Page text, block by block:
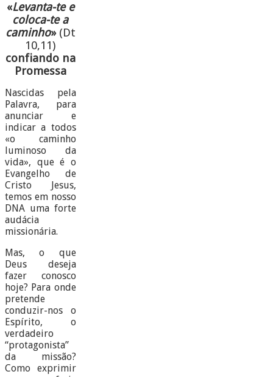
«Levanta-te e
coloca-te a
caminho»(Dt
10,11)
confiando na
Promessa
Nascidas pela
Palavra, para
anunciar e
indicar a todos
«o caminho
luminoso da
vida», que é o
Evangelho de
Cristo Jesus,
temos em nosso
DNA uma forte
audácia
missionária.
Mas, o que
Deus deseja
fazer conosco
hoje? Para onde
pretende
conduzir-nos o
Espírito, o
verdadeiro
“protagonista”
da missão?
Como exprimir